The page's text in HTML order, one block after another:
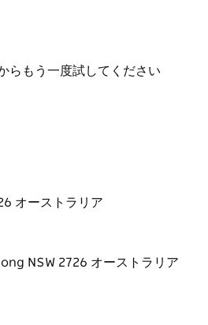
という独立した店舗に加え、6日
くりと食事を楽しんだり、グル
い物をしたり、手軽なテイクア
らもう一度試してください
オーストラリア